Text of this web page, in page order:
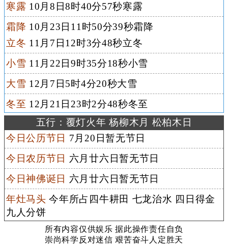
寒露 10月8日8时40分57秒寒露
霜降 10月23日11时50分39秒霜降
立冬 11月7日12时3分48秒立冬
小雪 11月22日9时35分18秒小雪
大雪 12月7日5时4分20秒大雪
冬至 12月21日23时2分48秒冬至
五行：覆灯火年 杨柳木月 松柏木日
今日公历节日 7月20日暂无节日
今日农历节日 六月廿六日暂无节日
今日神佛诞日 六月廿六日暂无节日
年灶马头 今年所占四牛耕田 七龙治水 四日得金
九人分饼
所有内容仅供娱乐 据此操作责任自负
崇尚科学反对迷信 艰苦奋斗人定胜天